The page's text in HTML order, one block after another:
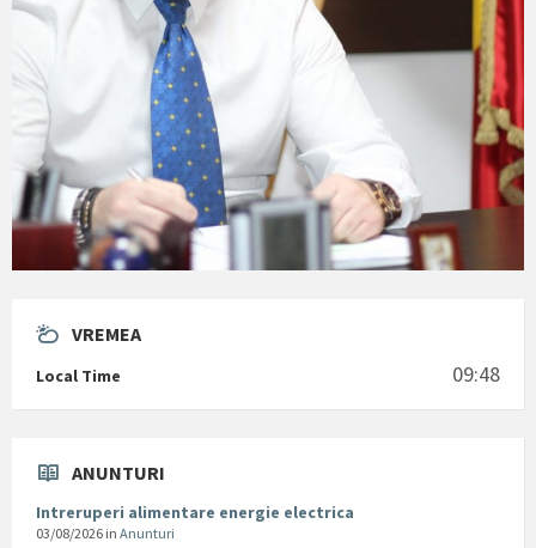
VREMEA
Local Time 09:48
ANUNTURI
Intreruperi alimentare energie electrica
03/08/2026 in Anunturi